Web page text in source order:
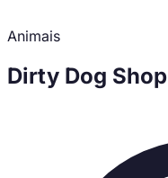
Animais
Dirty Dog Shop